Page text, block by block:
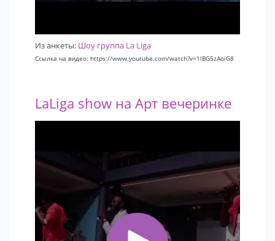
Из анкеты: Шоу группа La Liga
Ссылка на видео: https://www.youtube.com/watch?v=1lBG5zAoiG8
LaLiga show на Арт вечеринке